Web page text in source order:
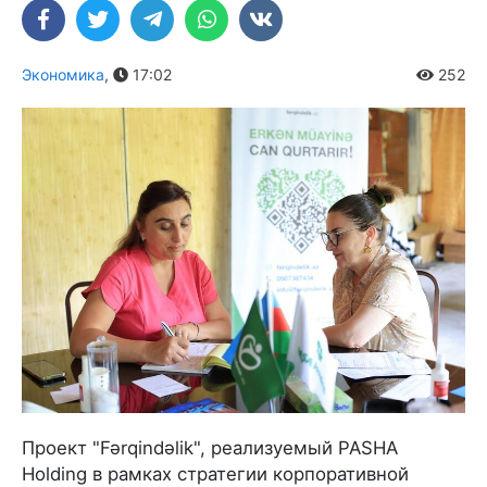
Экономика, 17:02 252
Проект "Fərqindəlik", реализуемый PASHA
Holding в рамках стратегии корпоративной